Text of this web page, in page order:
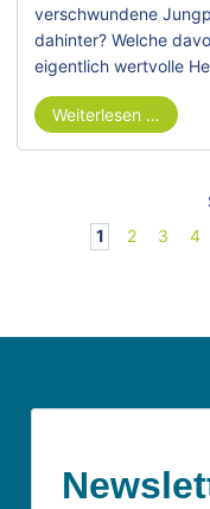
verschwundene
dahinter? Welche
eigentlich wertvolle
Weiterlesen …
1
2 3 4